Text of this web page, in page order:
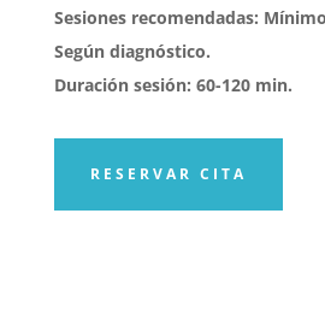
Sesiones recomendadas:
Según diagnóstico.
Duración sesión: 60-120 min.
RESERVAR CITA